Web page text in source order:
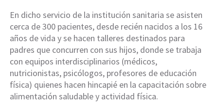
En dicho servicio de la institución sanitaria se asisten
cerca de 300 pacientes, desde recién nacidos a los 16
años de vida y se hacen talleres destinados para
padres que concurren con sus hijos, donde se trabaja
con equipos interdisciplinarios (médicos,
nutricionistas, psicólogos, profesores de educación
física) quienes hacen hincapié en la capacitación sobre
alimentación saludable y actividad física.